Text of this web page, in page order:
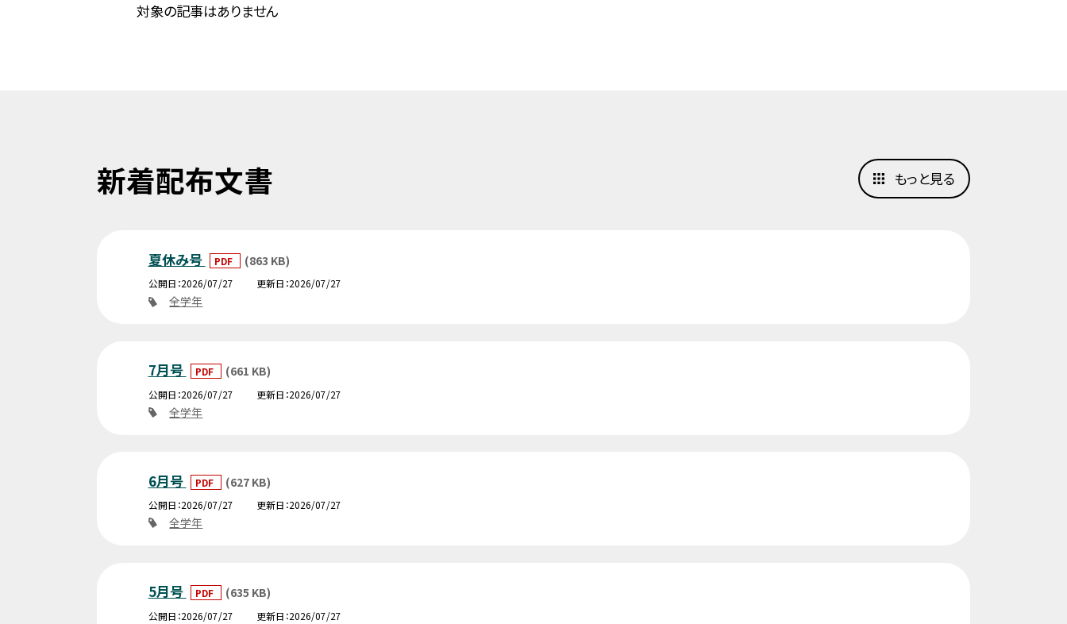
対象の記事はありません
新着配布文書
夏休み号 PDF (863 KB)
公開日 2026/07/27 更新日 2026/07/27
全学年
7月号 PDF (661 KB)
公開日 2026/07/27 更新日 2026/07/27
全学年
6月号 PDF (627 KB)
公開日 2026/07/27 更新日 2026/07/27
全学年
5月号 PDF (635 KB)
公開日 2026/07/27 更新日 2026/07/27
もっと見る